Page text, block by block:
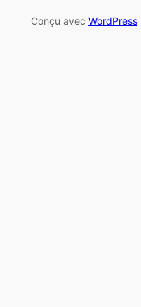
Conçu avec WordPress